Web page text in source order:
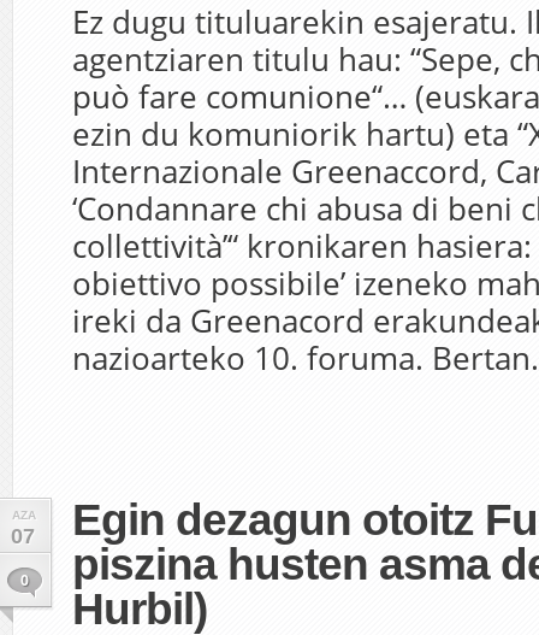
Ez dugu tituluarekin esajeratu.
agentziaren titulu hau: “Sepe,
può fare comunione“…
ezin du komuniorik hartu) eta
Internazionale Greenaccord,
‘Condannare chi abusa di beni
collettività’“ kronikaren hasiera:
obiettivo possibile’ izeneko
ireki da Greenacord
nazioarteko 10. foruma.
AZA
07
0
Egin dezagun otoitz
piszina husten asma
Hurbil)